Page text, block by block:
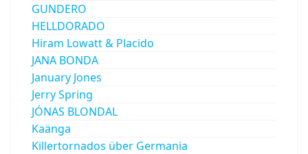
GUNDERO
HELLDORADO
Hiram Lowatt & Placido
JANA BONDA
January Jones
Jerry Spring
JÓNAS BLONDAL
Kaänga
Killertornados über Germania